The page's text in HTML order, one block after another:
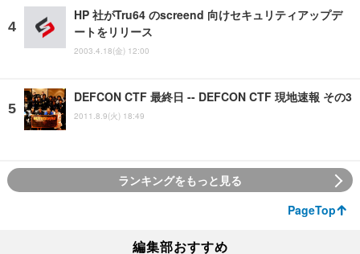
HP 社がTru64 のscreend 向けセキュリティアップデ
ートをリリース
2003.4.18(金) 12:00
DEFCON CTF 最終日 -- DEFCON CTF 現地速報 その3
2011.8.9(火) 18:49
ランキングをもっと見る
PageTop
編集部おすすめ